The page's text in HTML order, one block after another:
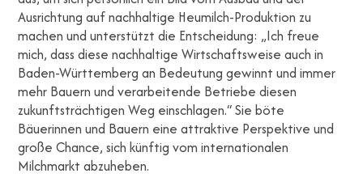
Ausrichtung auf nachhaltige Heumilch-Produktion zu
machen und unterstützt die Entscheidung: „Ich freue
mich, dass diese nachhaltige Wirtschaftsweise auch in
Baden-Württemberg an Bedeutung gewinnt und immer
mehr Bauern und verarbeitende Betriebe diesen
zukunftsträchtigen Weg einschlagen.“ Sie böte
Bäuerinnen und Bauern eine attraktive Perspektive und
große Chance, sich künftig vom internationalen
Milchmarkt abzuheben.